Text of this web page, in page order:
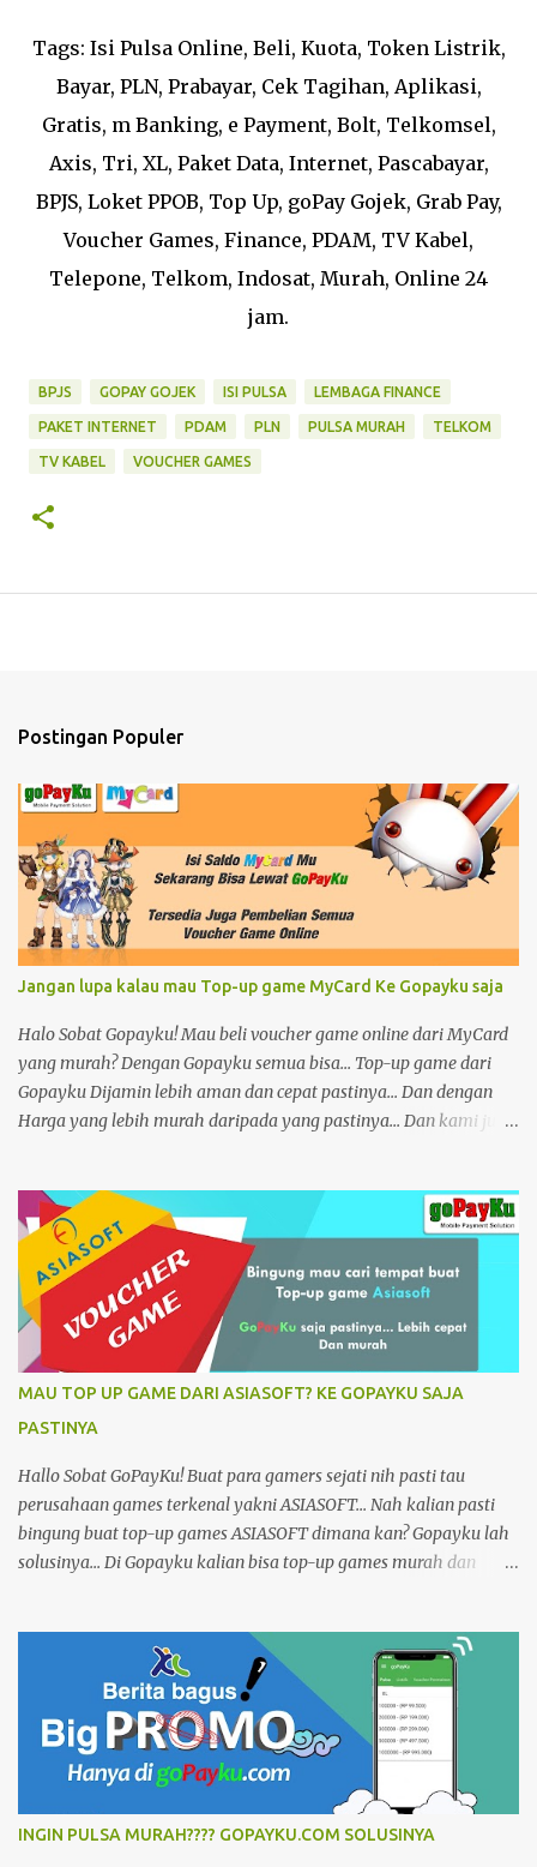
Tags: Isi Pulsa Online, Beli, Kuota, Token Listrik,
Bayar, PLN, Prabayar, Cek Tagihan, Aplikasi,
Gratis, m Banking, e Payment, Bolt, Telkomsel,
Axis, Tri, XL, Paket Data, Internet, Pascabayar,
BPJS, Loket PPOB, Top Up, goPay Gojek, Grab Pay,
Voucher Games, Finance, PDAM, TV Kabel,
Telepone, Telkom, Indosat, Murah, Online 24
jam.
BPJS GOPAY GOJEK ISI PULSA LEMBAGA FINANCE
PAKET INTERNET PDAM PLN PULSA MURAH TELKOM
TV KABEL VOUCHER GAMES
Postingan Populer
Jangan lupa kalau mau Top-up game MyCard Ke Gopayku saja
Halo Sobat Gopayku! Mau beli voucher game online dari MyCard
yang murah? Dengan Gopayku semua bisa... Top-up game dari
Gopayku Dijamin lebih aman dan cepat pastinya... Dan dengan
Harga yang lebih murah daripada yang pastinya... Dan kami juga
Aplikasinya https://play.google.com/store/apps/details…
Informasi selengkapnya kunjungi di https://www.gopayku.com/
Tutorial dan buku petunjuk kunjungi di
https://www.gopayku.com/help Link Youtube
https://www.youtube.com/watch?v=as1Oxg6yn0M Tags:
IsiPulsaOnline, BeliKuota, TokenListrik, BayarPLN, Prabayar,
CekTagihanAplikasi, Gratis, mBanking, ePayment, Bolt,
LoketPPOB, TopUp, goPayGojek, Grab Pay, VoucherGames,
Finance, PDAM, TVKabel, Telepone, Telkom, Indosat, Murah,
Online24jam.
MAU TOP UP GAME DARI ASIASOFT? KE GOPAYKU SAJA
PASTINYA
Hallo Sobat GoPayKu! Buat para gamers sejati nih pasti tau
perusahaan games terkenal yakni ASIASOFT... Nah kalian pasti
bingung buat top-up games ASIASOFT dimana kan? Gopayku lah
solusinya... Di Gopayku kalian bisa top-up games murah dan
Gopayku juga ada lhoo... Dan buka selama 24 Jam Untuk cara
pembayarannya bisa langsung melalui aplikasi Gopayku bisa
bayar dari mana saja Tersedia versi website dan smartphone
android Informasi selengkapnya kunjungi di
https://www.gopayku.com/ Tutorial dan buku petunjuk kunjungi
di https://www.gopayku.com/help Instal Aplikasinya
https://play.google.com/store/apps/details?id=com.mob.gopayku
INGIN PULSA MURAH???? GOPAYKU.COM SOLUSINYA